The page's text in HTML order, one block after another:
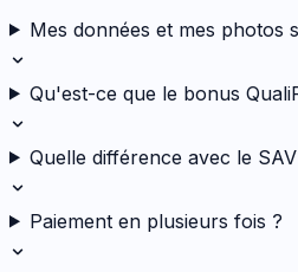
Mes données et mes photos
Qu'est-ce que le bonus
Quelle différence avec le
Paiement en plusieurs fois ?